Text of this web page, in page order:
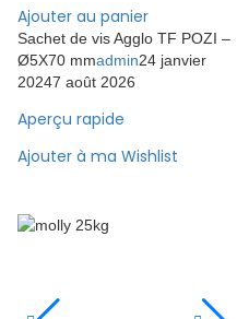
Ajouter au panier
Sachet de vis Agglo TF POZI –
Ø5X70 mmadmin24 janvier
20247 août 2026
Aperçu rapide
Ajouter à ma Wishlist